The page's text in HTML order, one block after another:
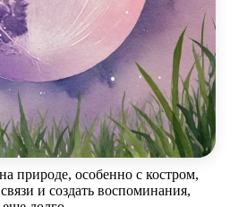
природе, особенно с костром,
и создать воспоминания,